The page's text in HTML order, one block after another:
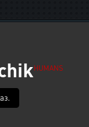
HUMANS